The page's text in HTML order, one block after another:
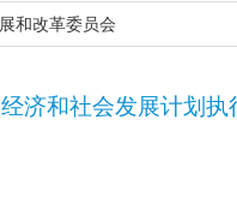
和改革委员会